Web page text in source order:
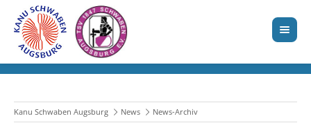
Kanu Schwaben Augsburg News News-Archiv